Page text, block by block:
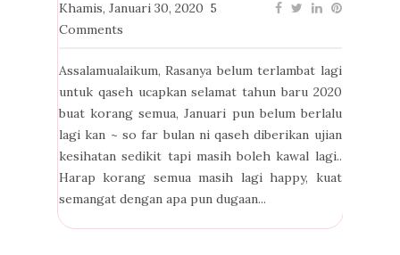
Khamis, Januari 30, 2020 5
Comments
Assalamualaikum, Rasanya belum terlambat lagi
untuk qaseh ucapkan selamat tahun baru 2020
buat korang semua, Januari pun belum berlalu
lagi kan ~ so far bulan ni qaseh diberikan ujian
kesihatan sedikit tapi masih boleh kawal lagi..
Harap korang semua masih lagi happy, kuat
semangat dengan apa pun dugaan...